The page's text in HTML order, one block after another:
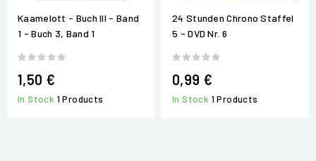
Kaamelott - Buch III - Band
1 - Buch 3, Band 1
1,50 €
In Stock 1 Products
24 Stunden Chrono Staffel
5 - DVD Nr. 6
0,99 €
In Stock 1 Products